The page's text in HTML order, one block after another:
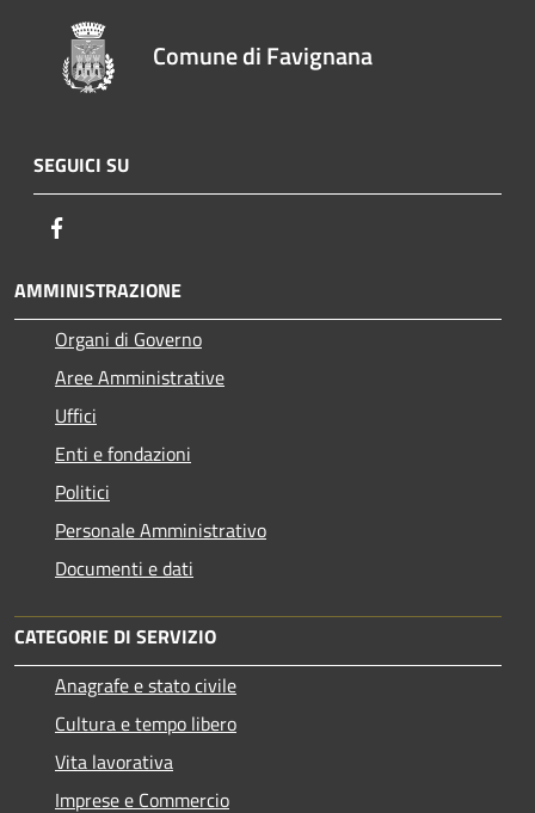
Comune di Favignana
SEGUICI SU
AMMINISTRAZIONE
Organi di Governo
Aree Amministrative
Uffici
Enti e fondazioni
Politici
Personale Amministrativo
Documenti e dati
CATEGORIE DI SERVIZIO
Anagrafe e stato civile
Cultura e tempo libero
Vita lavorativa
Imprese e Commercio